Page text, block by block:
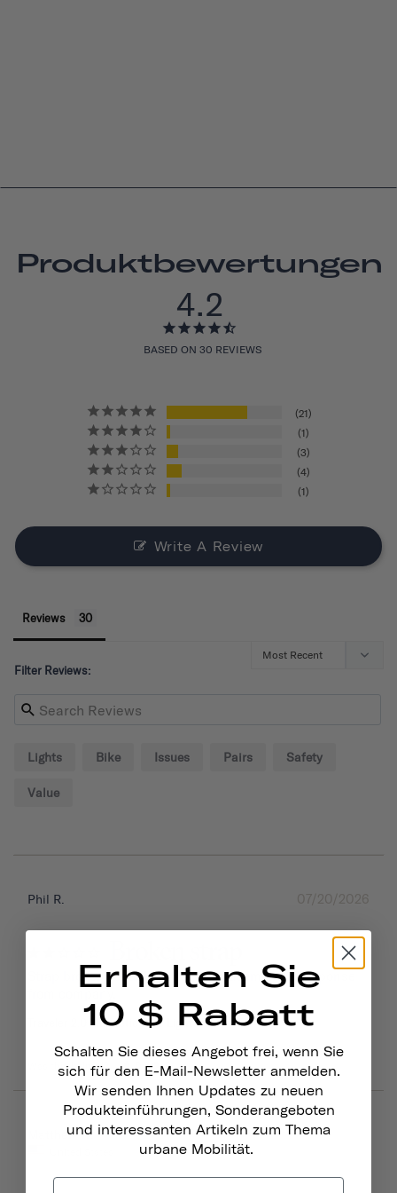
Produktbewertungen
4.2
BASED ON 30 REVIEWS
21
1
3
4
1
Write A Review
Reviews
Filter Reviews:
Lights Bike Issues Pairs Safety
Value
07/20/2026
Phil R.
Strap broke. Not able to get a replacement or response
Traveler 2.0 Magnetic Bike Lights
Was this helpful? 0 0
06/16/2026
Matthew W.
Erhalten Sie
10 $ Rabatt
Schalten Sie dieses Angebot frei, wenn Sie
sich für den E-Mail-Newsletter anmelden.
Wir senden Ihnen Updates zu neuen
Produkteinführungen, Sonderangeboten
und interessanten Artikeln zum Thema
urbane Mobilität.